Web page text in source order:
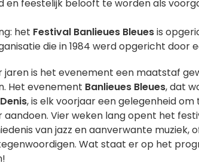
en feestelijk belooft te worden als
het Festival Banlieues Bleuesis
die in 1984 werd opgericht door
jaren is het evenement een maatstaf
Het evenement Banlieues Bleues, dat
, is elk voorjaar een gelegenheid
aandoen. Vier weken lang opent het
van jazz en aanverwante
Wat staat er op het